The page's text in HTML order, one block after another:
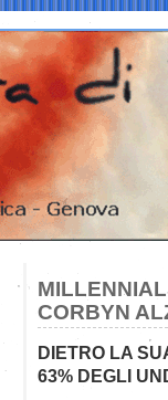
CORBYN
DIETRO LA
63% DEGLI